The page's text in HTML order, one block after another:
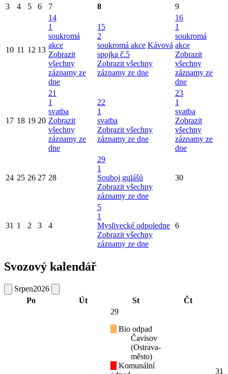
3 4 5 6 7 8 9
10 11 12 13
14
1
soukromá
akce
Zobrazit
všechny
záznamy ze
dne
15
2
soukromá akce Kávová
spojka č.5
Zobrazit všechny
záznamy ze dne
16
1
soukromá
akce
Zobrazit
všechny
záznamy ze
dne
17 18 19 20
21
1
svatba
Zobrazit
všechny
záznamy ze
dne
22
1
svatba
Zobrazit všechny
záznamy ze dne
23
1
svatba
Zobrazit
všechny
záznamy ze
dne
24 25 26 27 28
29
1
Souboj gulášů
Zobrazit všechny
záznamy ze dne
30
31 1 2 3 4
5
1
Myslivecké odpoledne
Zobrazit všechny
záznamy ze dne
6
Svozový kalendář
Srpen2026
Po
Út St Čt
29
Bio odpad
Čavisov
(Ostrava-
město)
Komunální
31